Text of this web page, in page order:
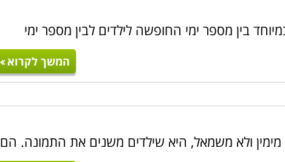
בין מספר ימי החופשה לילדים לבין מספר ימי
המשך לקרוא
ולא משמאל, היא שילדים משנים את התמונה. הם